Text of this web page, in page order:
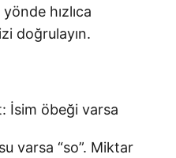
hızlıca
doğrulayın.
İsim öbeği varsa
varsa “so”. Miktar